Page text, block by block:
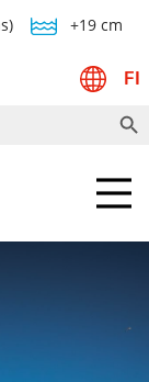
+19 cm
FI
Menu